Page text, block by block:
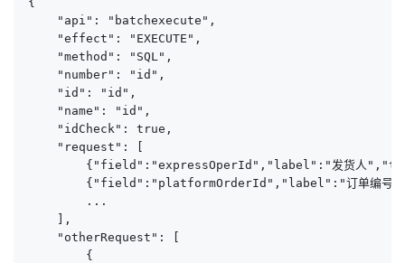
    "api": "batchexecute",
    "effect": "EXECUTE",
    "method": "SQL",
    "number": "id",
    "id": "id",
    "name": "id",
    "idCheck": true,
    "request": [
{"field":"expressOperId","label":"发货人
{"field":"platformOrderId","label":"订单编
        ...
    ],
    "otherRequest": [
        {